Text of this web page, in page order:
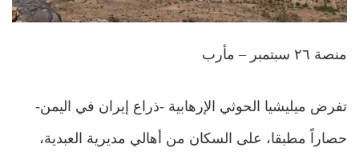
منصة ٢٦ سبتمبر – مأرب
تفرض ميليشيا الحوثي الإرهابية -ذراع إيران في اليمن-
حصاراً مطبقا، على السكان من أهالي مديرية العبدية،